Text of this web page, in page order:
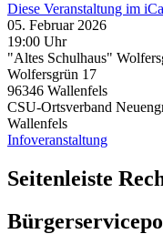
Diese Veranstaltung im
05. Februar 2026
19:00 Uhr
"Altes Schulhaus"
Wolfersgrün 17
96346 Wallenfels
CSU-Ortsverband
Wallenfels
Infoveranstaltung
Seitenleiste